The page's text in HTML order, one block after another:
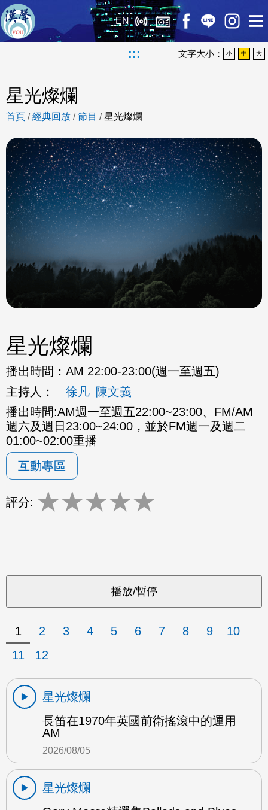
EN
::: 文字大小： 小 中 大
星光燦爛
首頁 /經典回放 /節目 /星光燦爛
星光燦爛
播出時間： AM 22:00-23:00(週一至週五)
主持人：
徐凡 陳文義
播出時間:AM週一至週五22:00~23:00、FM/AM
週六及週日23:00~24:00，並於FM週一及週二
01:00~02:00重播
互動專區
評分: ★★★★★
1 2 3 4 5 6 7 8 9
10
11
12
星光燦爛
長笛在1970年英國前衛搖滾中的運用
AM
2026/08/05
星光燦爛